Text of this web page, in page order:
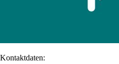
Kontaktdaten: